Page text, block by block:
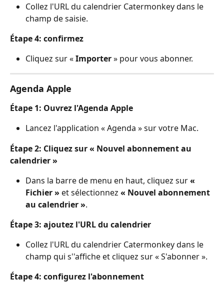
Collez l'URL du calendrier Catermonkey dans le
champ de saisie.
Étape 4: confirmez
Cliquez sur « Importer » pour vous abonner.
Agenda Apple
Étape 1: Ouvrez l'Agenda Apple
Lancez l'application « Agenda » sur votre Mac.
Étape 2: Cliquez sur « Nouvel abonnement au
calendrier »
Dans la barre de menu en haut, cliquez sur «
Fichier » et sélectionnez « Nouvel abonnement
au calendrier ».
Étape 3: ajoutez l'URL du calendrier
Collez l'URL du calendrier Catermonkey dans le
champ qui s''affiche et cliquez sur « S'abonner ».
Étape 4: configurez l'abonnement